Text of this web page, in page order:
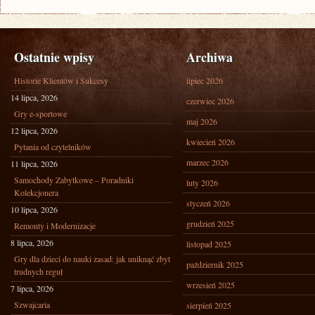
Ostatnie wpisy
Historie Klientów i Sukcesy
14 lipca, 2026
Gry e-sportowe
12 lipca, 2026
Pytania od czytelników
11 lipca, 2026
Samochody Zabytkowe – Poradniki
Kolekcjonera
10 lipca, 2026
Remonty i Modernizacje
8 lipca, 2026
Gry dla dzieci do nauki zasad: jak uniknąć zbyt
trudnych reguł
7 lipca, 2026
Szwajcaria
Archiwa
lipiec 2026
czerwiec 2026
maj 2026
kwiecień 2026
marzec 2026
luty 2026
styczeń 2026
grudzień 2025
listopad 2025
październik 2025
wrzesień 2025
sierpień 2025